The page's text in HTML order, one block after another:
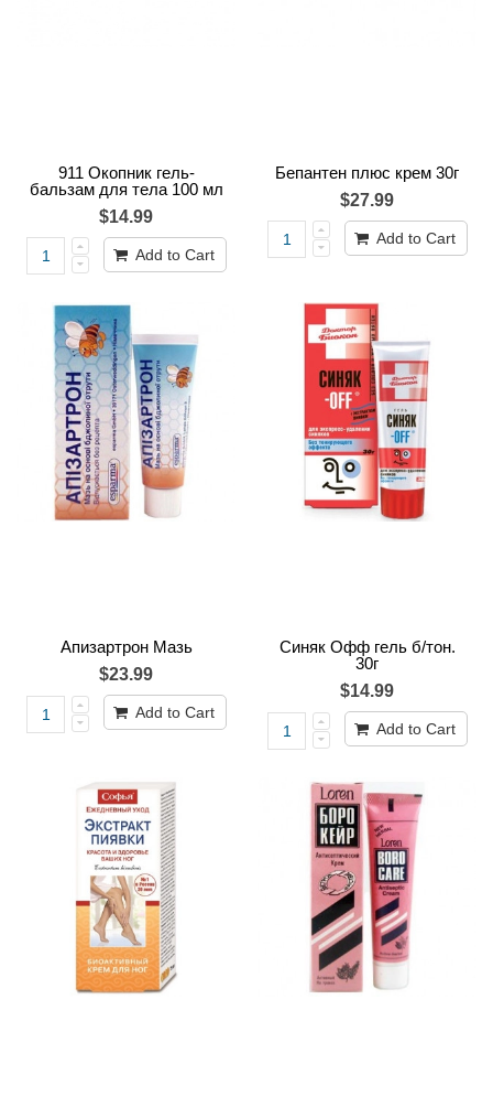
911 Окопник гель-
бальзам для тела 100 мл
$14.99
Add to Cart
Бепантен плюс крем 30г
$27.99
Add to Cart
Апизартрон Мазь
$23.99
Add to Cart
Синяк Офф гель б/тон.
30г
$14.99
Add to Cart